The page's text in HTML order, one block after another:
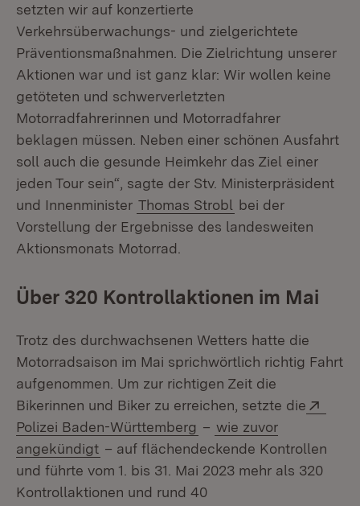
setzten wir auf konzertierte
Verkehrsüberwachungs- und zielgerichtete
Präventionsmaßnahmen. Die Zielrichtung unserer
Aktionen war und ist ganz klar: Wir wollen keine
getöteten und schwerverletzten
Motorradfahrerinnen und Motorradfahrer
beklagen müssen. Neben einer schönen Ausfahrt
soll auch die gesunde Heimkehr das Ziel einer
jeden Tour sein“, sagte der Stv. Ministerpräsident
und Innenminister Thomas Strobl bei der
Vorstellung der Ergebnisse des landesweiten
Aktionsmonats Motorrad.
Über 320 Kontrollaktionen im Mai
Trotz des durchwachsenen Wetters hatte die
Motorradsaison im Mai sprichwörtlich richtig Fahrt
aufgenommen. Um zur richtigen Zeit die
Bikerinnen und Biker zu erreichen, setzte die
Polizei Baden-Württemberg (Öffnet in neuem
– wie zuvor
angekündigt – auf flächendeckende Kontrollen
und führte vom 1. bis 31. Mai 2023 mehr als 320
Kontrollaktionen und rund 40